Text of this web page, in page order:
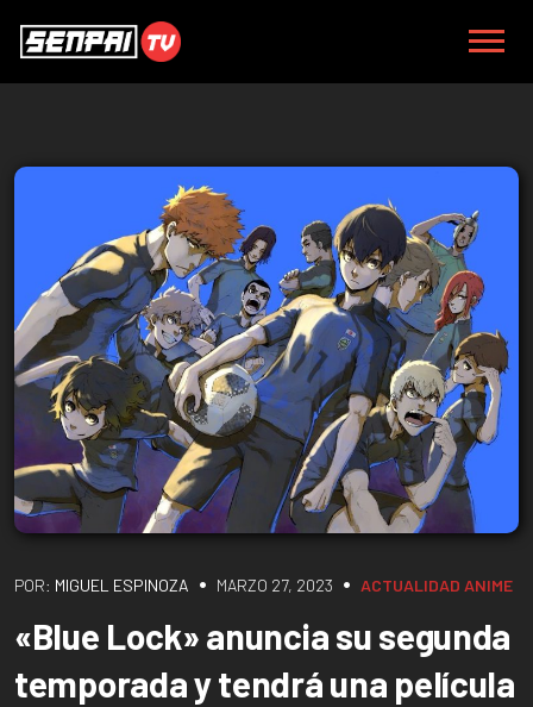
POR: MIGUEL ESPINOZA • MARZO 27, 2023 • ACTUALIDAD ANIME
«Blue Lock» anuncia su segunda
temporada y tendrá una película